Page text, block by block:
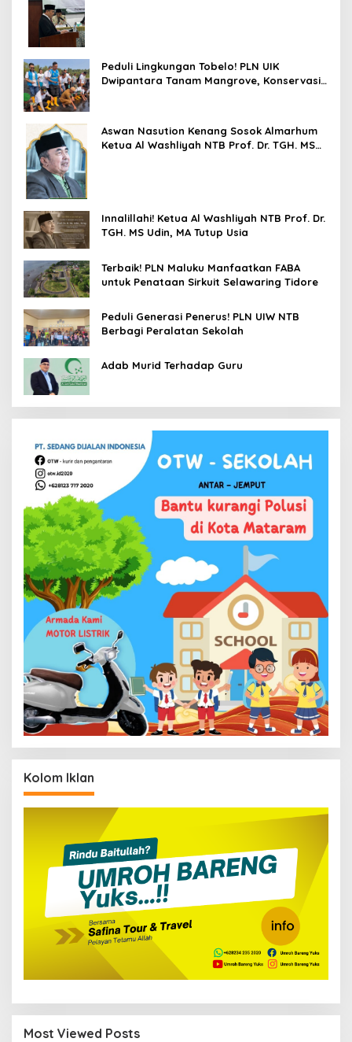
Peduli Lingkungan Tobelo! PLN UIK
Dwipantara Tanam Mangrove, Konservasi
Aswan Nasution Kenang Sosok Almarhum
Ketua Al Washliyah NTB Prof. Dr. TGH. MS
Innalillahi! Ketua Al Washliyah NTB Prof. Dr.
TGH. MS Udin, MA Tutup Usia
Terbaik! PLN Maluku Manfaatkan FABA
untuk Penataan Sirkuit Selawaring Tidore
Peduli Generasi Penerus! PLN UIW NTB
Berbagi Peralatan Sekolah
Adab Murid Terhadap Guru
Kolom Iklan
Most Viewed Posts